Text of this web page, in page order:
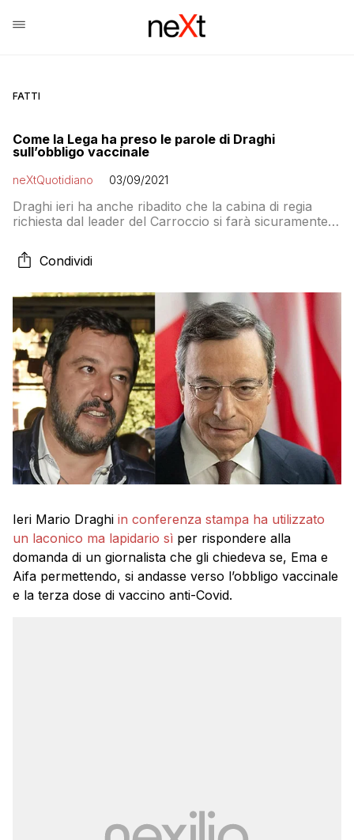
FATTI
Come la Lega ha preso le parole di Draghi
sull’obbligo vaccinale
neXtQuotidiano 03/09/2021
Draghi ieri ha anche ribadito che la cabina di regia
richiesta dal leader del Carroccio si farà sicuramente,
difficile che Salvini, e la Lega, possano evitare di
ingoiare anche questo rospo
Condividi
Ieri Mario Draghi in conferenza stampa ha utilizzato
un laconico ma lapidario sì per rispondere alla
domanda di un giornalista che gli chiedeva se, Ema e
Aifa permettendo, si andasse verso l’obbligo vaccinale
e la terza dose di vaccino anti-Covid.